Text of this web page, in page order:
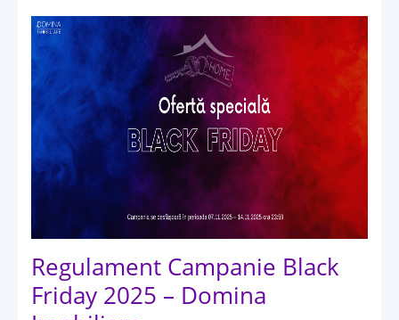
Regulament Campanie Black
Friday 2025 – Domina